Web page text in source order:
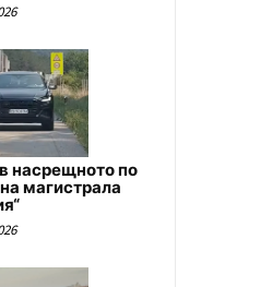
насрещното по
магистрала